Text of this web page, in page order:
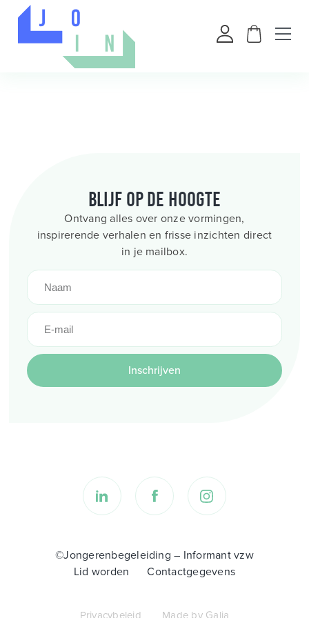
Blijf op de hoogte
Ontvang alles over onze vormingen,
inspirerende verhalen en frisse inzichten direct
in je mailbox.
Inschrijven
©Jongerenbegeleiding – Informant vzw
Lid worden
Contactgegevens